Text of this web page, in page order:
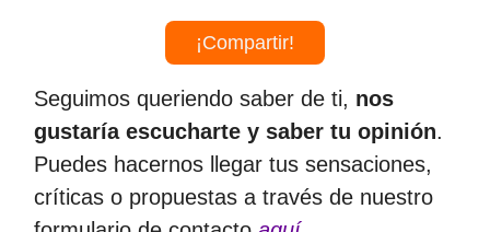
¡Compartir!
Seguimos queriendo saber de ti, nos
gustaría escucharte y saber tu opinión.
Puedes hacernos llegar tus sensaciones,
críticas o propuestas a través de nuestro